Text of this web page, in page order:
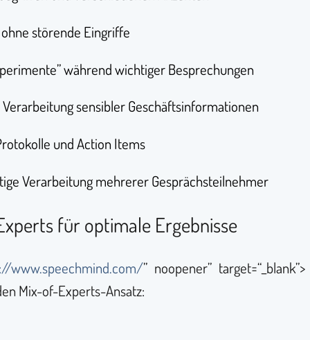
störende Eingriffe
während wichtiger Besprechungen
Verarbeitung sensibler Geschäftsinformationen
und Action Items
Verarbeitung mehrerer Gesprächsteilnehmer
für optimale Ergebnisse
www.speechmind.com/” noopener”
Mix-of-Experts-Ansatz: